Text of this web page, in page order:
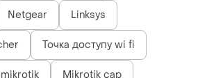
Netgear Linksys
Точка доступу wi fi
Mikrotik cap